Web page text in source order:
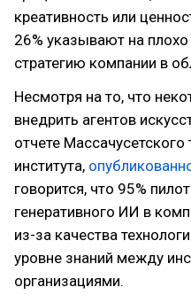
креативность или
26% указывают на
стратегию компании в
Несмотря на то, что
внедрить агентов
отчете Массачусетского
института,
говорится, что 95%
генеративного ИИ в
из-за качества
уровне знаний между
организациями.